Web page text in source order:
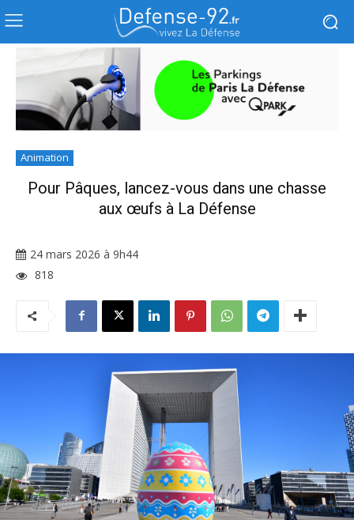
Animation
Pour Pâques, lancez-vous dans une chasse
aux œufs à La Défense
24 mars 2026 à 9h44
818